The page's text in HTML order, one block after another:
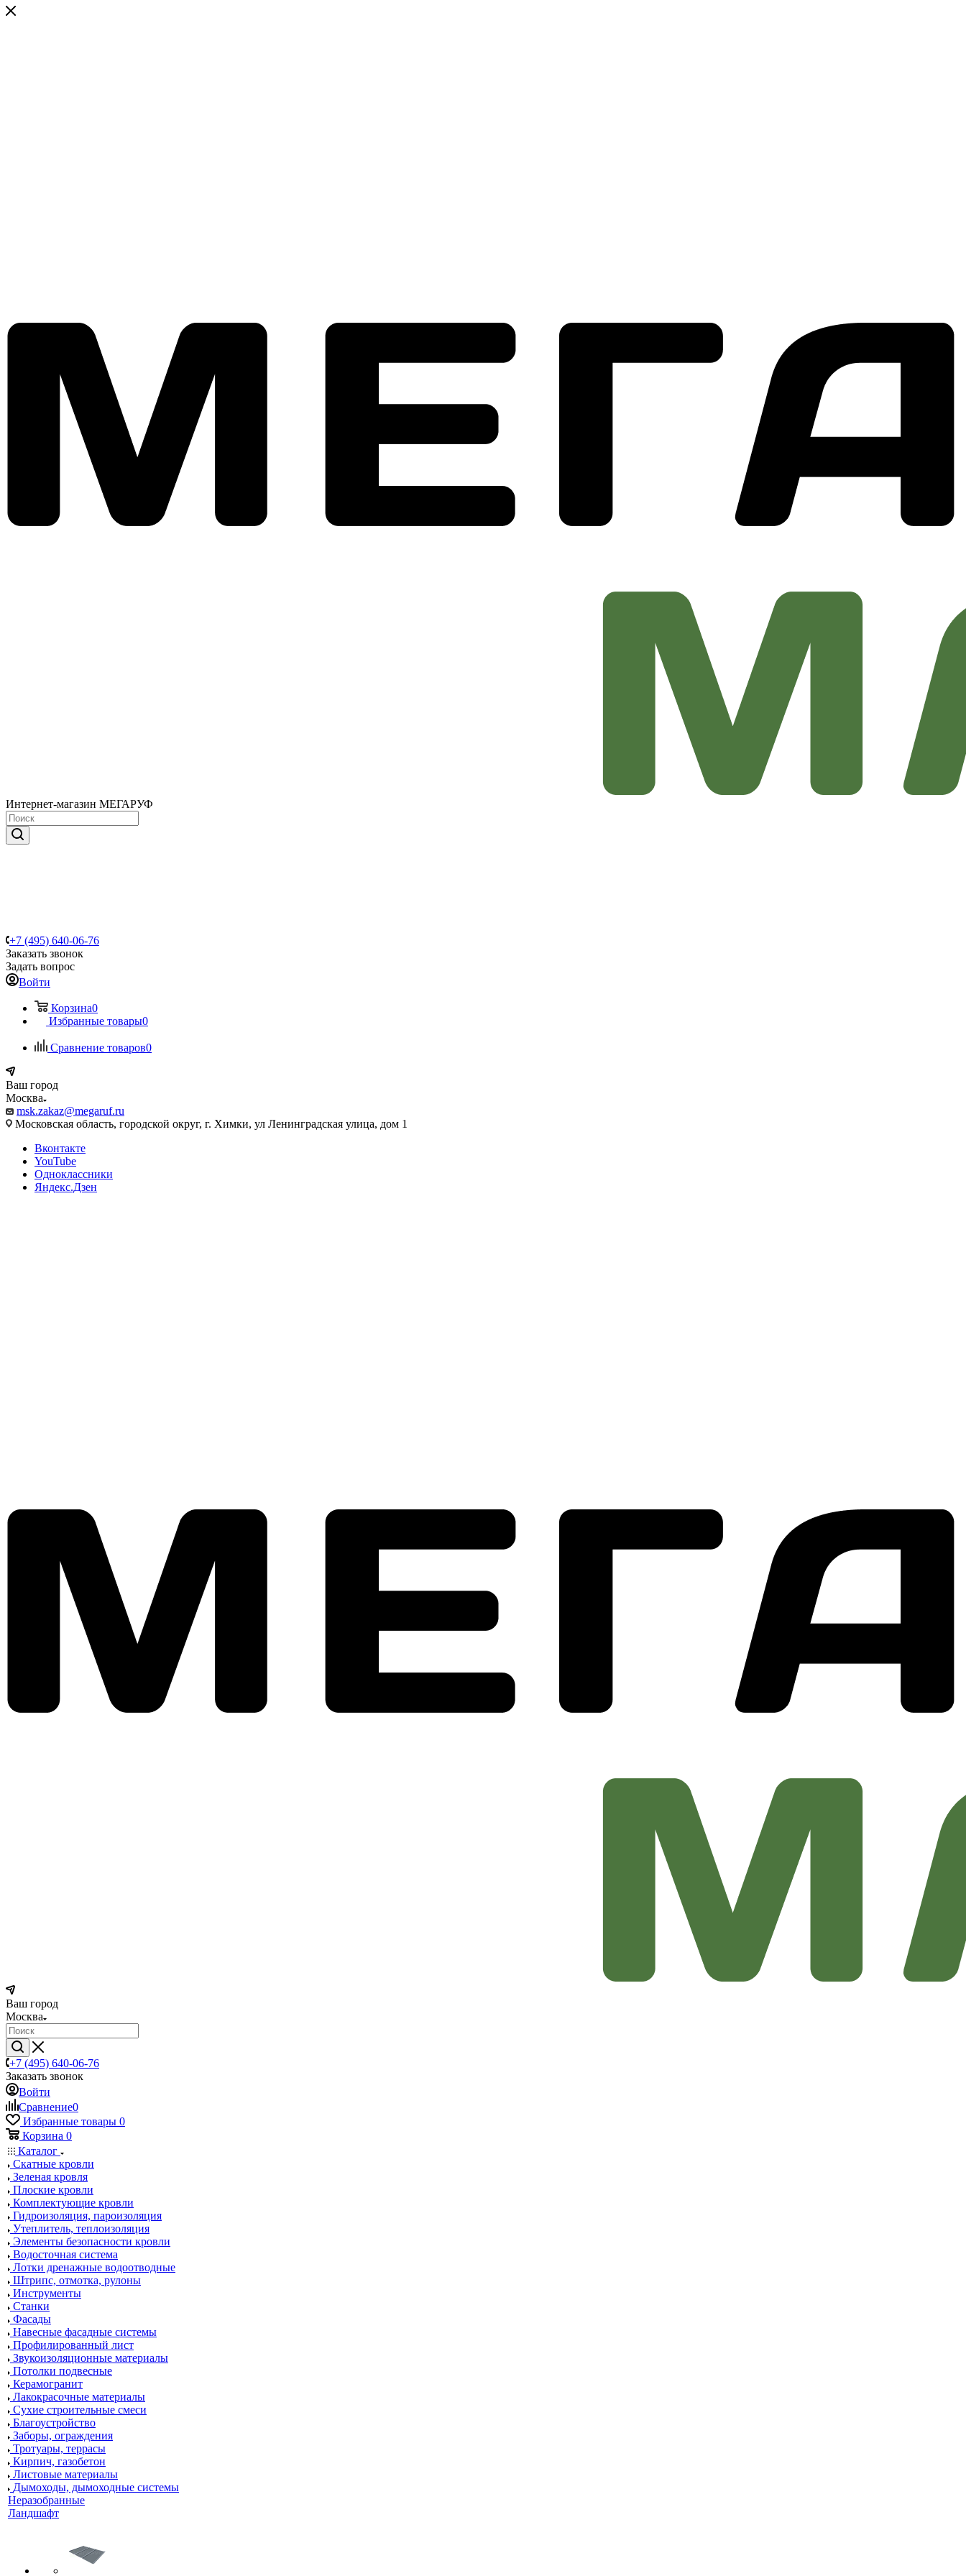
Интернет-магазин МЕГАРУФ
+7 (495) 640-06-76
Заказать звонок
Задать вопрос
Войти
Корзина0
Избранные товары0
Сравнение товаров0
Ваш город
Москва
msk.zakaz@megaruf.ru
Московская область, городской округ, г. Химки, ул Ленинградская улица, дом 1
Вконтакте
YouTube
Одноклассники
Яндекс.Дзен
Ваш город
Москва
+7 (495) 640-06-76
Заказать звонок
Войти
Сравнение0
Избранные товары 0
Корзина 0
Каталог
Скатные кровли
Зеленая кровля
Плоские кровли
Комплектующие кровли
Гидроизоляция, пароизоляция
Утеплитель, теплоизоляция
Элементы безопасности кровли
Водосточная система
Лотки дренажные водоотводные
Штрипс, отмотка, рулоны
Инструменты
Станки
Фасады
Навесные фасадные системы
Профилированный лист
Звукоизоляционные материалы
Потолки подвесные
Керамогранит
Лакокрасочные материалы
Сухие строительные смеси
Благоустройство
Заборы, ограждения
Тротуары, террасы
Кирпич, газобетон
Листовые материалы
Дымоходы, дымоходные системы
Неразобранные
Ландшафт